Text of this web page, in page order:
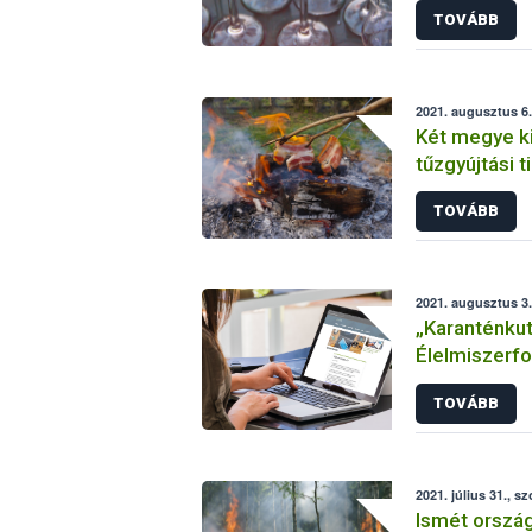
TOVÁBB
2021. augusztus
Két megye
tűzgyújtási
TOVÁBB
2021. augusztus
Covid-19
TOVÁBB
2021. július 31.,
Ismét